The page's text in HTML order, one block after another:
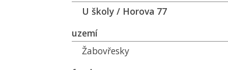
U školy / Horova 77
uzemí
Žabovřesky